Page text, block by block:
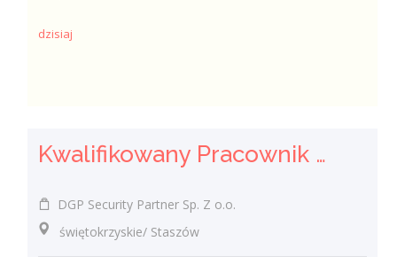
dzisiaj
Kwalifikowany Pracownik / Kwalifikowana Pracowniczka Ochrony
DGP Security Partner Sp. Z o.o.
świętokrzyskie/ Staszów